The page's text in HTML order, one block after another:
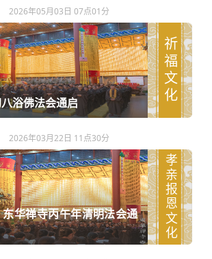
2026年05月03日 07点01分
浴佛法会通启 祈福文化
2026年03月22日 11点30分
华禅寺丙午年清明法会通
孝亲报恩文化